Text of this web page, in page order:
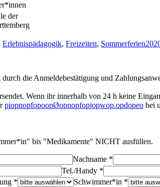
der
Erlebnispädagogik, Freizeiten,
die Anmeldebestätigung und
Wenn ihr innerhalb von 24 h keine
piopnopfopoopØopnopfopjopwop.opdopeo bei
bis "Medikamente" NICHT ausfüllen.
Nachname *
Tel./Handy *
* Schwimmer*in *